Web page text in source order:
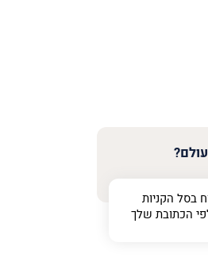
בסל הקניות
הכתובת שלך